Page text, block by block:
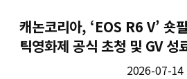
캐논코리아, ‘EOS R6 V’ 숏
틱영화제 공식 초청 및 GV 성료… 전문 영상 제작
역량 입증
2026-07-14